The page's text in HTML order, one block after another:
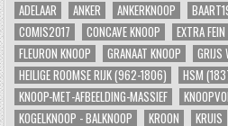
ADELAAR ANKER ANKERKNOOP
COMIS2017
CONCAVE KNOOP EXTRA
FLEURON KNOOP
GRANAAT KNOOP GRIJS
HEILIGE ROOMSE RIJK (962-1806)
HSM
KNOOP-MET-AFBEELDING-MASSIEF
KOGELKNOOP - BALKNOOP
KROON KRUIS